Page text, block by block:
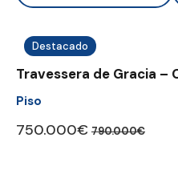
Destacado
Travessera de Gracia –
Piso
750.000€ 790.000€